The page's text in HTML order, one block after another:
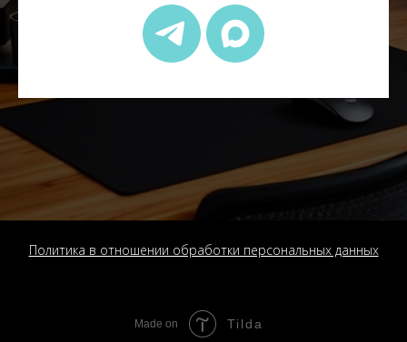
Политика в отношении обработки персональных данных
Made on Tilda